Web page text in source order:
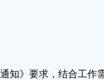
知》要求，结合工作